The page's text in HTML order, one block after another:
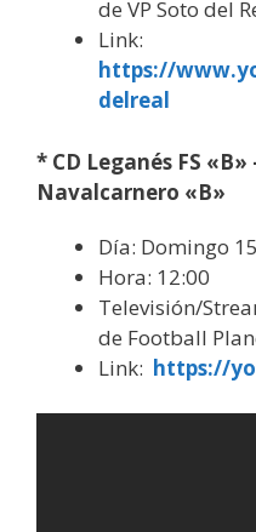
de VP Soto del
Link:
https://
delreal
* CD Leganés FS
Navalcarnero «B»
Día: Domingo
Hora: 12:00
Televisión/
de Football
Link: https://